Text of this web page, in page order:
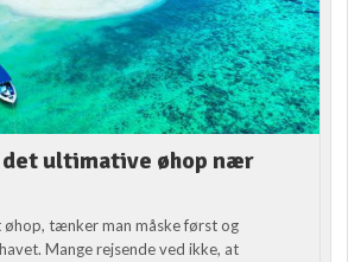
det ultimative øhop nær
øhop, tænker man måske først og
Mange rejsende ved ikke, at